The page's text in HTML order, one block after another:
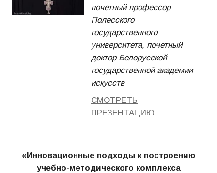
почетный профессор
Полесского
государственного
университета, почетный
доктор Белорусской
государственной академии
искусств
СМОТРЕТЬ
ПРЕЗЕНТАЦИЮ
«Инновационные подходы к построению
учебно-методического комплекса